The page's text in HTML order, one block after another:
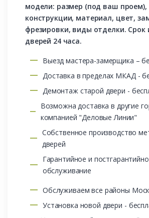
модели: размер (под ваш проем),
конструкции, материал, цвет,
фрезировки, виды отделки. Срок
дверей 24 часа.
Выезд мастера-замерщика –
Доставка в пределах МКАД -
Демонтаж старой двери -
Возможна доставка в другие
компанией "Деловые Линии"
Собственное производство
дверей
Гарантийное и
обслуживание
Обслуживаем все районы
Установка новой двери -